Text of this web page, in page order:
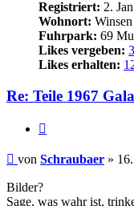
Registriert: 2.
Wohnort: Winsen
Fuhrpark: 69
Likes vergeben:
Likes erhalten:
Re: Teile 1967
Beitrag
von Schraubaer »
Bilder?
Sage, was wahr ist,